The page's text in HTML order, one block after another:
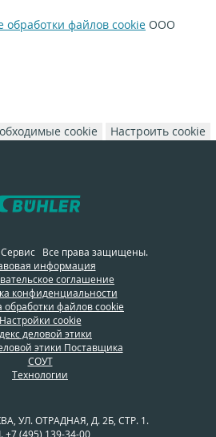
обработки файлов cookie ООО
cookie Настроить cookie
Все права защищены.
информация
соглашение
конфиденциальности
обработки файлов cookie
Настройки cookie
деловой этики
этики Поставщика
СОУТ
Технологии
УЛ. ОТРАДНАЯ, Д. 2Б, СТР. 1.
+7 (495) 139-34-00